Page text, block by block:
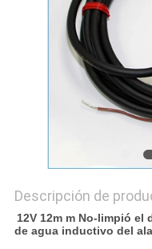
PRIVACY
POLICY
Descripción de
12V 12m m No-limpió
de agua inductivo del